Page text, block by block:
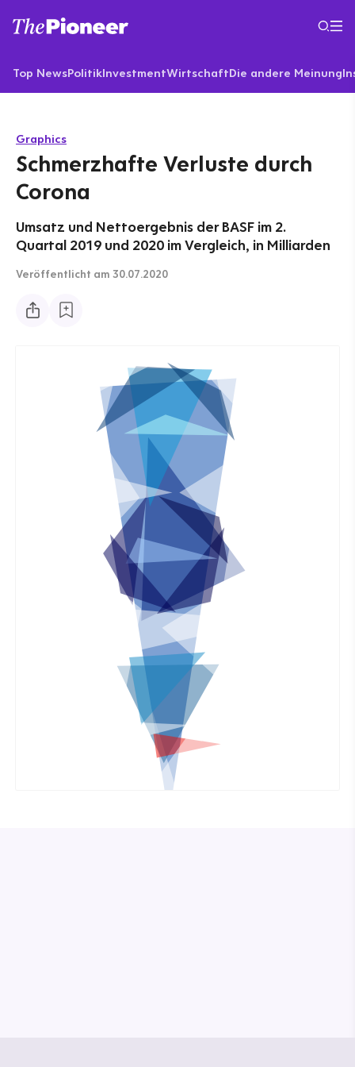
Top NewsPolitikInvestmentWirtschaftDie andere Meinung
Graphics
Schmerzhafte Verluste durch
Corona
Umsatz und Nettoergebnis der BASF im 2.
Quartal 2019 und 2020 im Vergleich, in Milliarden
Veröffentlicht am 30.07.2020